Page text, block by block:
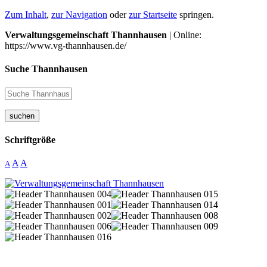
Zum Inhalt, zur Navigation oderzur Startseite springen.
Verwaltungsgemeinschaft Thannhausen | Online:
https://www.vg-thannhausen.de/
Suche Thannhausen
suchen
Schriftgröße
A A A